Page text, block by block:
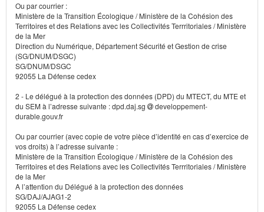
Ou par courrier :
Ministère de la Transition Écologique / Ministère de la Cohésion des
Territoires et des Relations avec les Collectivités Terrritoriales / Ministère
de la Mer
Direction du Numérique, Département Sécurité et Gestion de crise
(SG/DNUM/DSGC)
SG/DNUM/DSGC
92055 La Défense cedex
2 - Le délégué à la protection des données (DPD) du MTECT, du MTE et
du SEM à l’adresse suivante : dpd.daj.sg
developpement-
durable.gouv.fr
Ou par courrier (avec copie de votre pièce d’identité en cas d’exercice de
vos droits) à l’adresse suivante :
Ministère de la Transition Écologique / Ministère de la Cohésion des
Territoires et des Relations avec les Collectivités Terrritoriales / Ministère
de la Mer
A l’attention du Délégué à la protection des données
SG/DAJ/AJAG1-2
92055 La Défense cedex